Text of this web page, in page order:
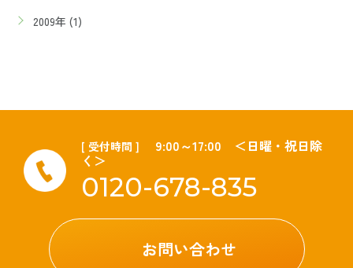
2009年 (1)
[ 受付時間 ] 9:00～17:00 ＜日曜・祝日除
く＞
0120-678-835
お問い合わせ